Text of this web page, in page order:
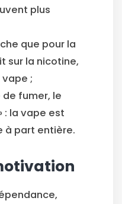
plus
que pour la
sur la nicotine,
;
fumer, le
: la vape est
à part entière.